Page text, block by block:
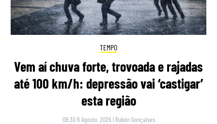
TEMPO
Vem aí chuva forte, trovoada e rajadas
até 100 km/h: depressão vai ‘castigar’
esta região
09:30 6 Agosto, 2026 | Rubén Gonçalves